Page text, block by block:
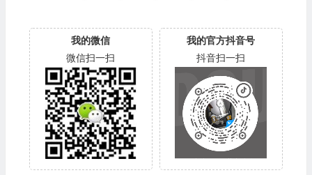
我的微信
微信扫一扫
我的官方抖音号
抖音扫一扫